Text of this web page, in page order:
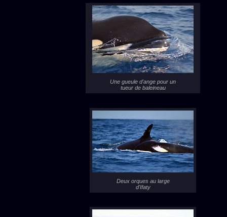
Une gueule d'ange pour un
tueur de baleineau
Deux orques au large
d'Ifaty